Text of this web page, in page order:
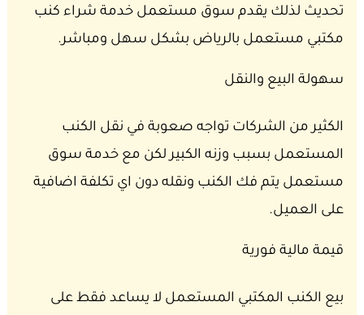
تحديث لذلك يقدم سوق مستعمل خدمة شراء كنب
مكتبي مستعمل بالرياض بشكل سهل ومباشر.
سهولة البيع والنقل
الكثير من الشركات تواجه صعوبة في نقل الكنب
المستعمل بسبب وزنه الكبير لكن مع خدمة سوق
مستعمل يتم فك الكنب ونقله دون اي تكلفة اضافية
على العميل.
قيمة مالية فورية
بيع الكنب المكتبي المستعمل لا يساعد فقط على